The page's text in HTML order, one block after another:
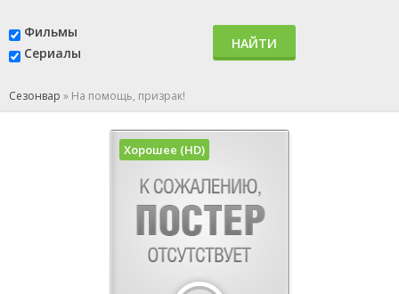
Фильмы
Сериалы
НАЙТИ
Сезонвар » На помощь, призрак!
Хорошее (HD)